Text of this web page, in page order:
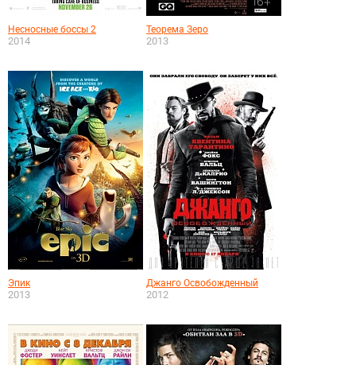
Несносные боссы 2
2014
Теорема Зеро
2013
Эпик
2013
Джанго Освобожденный
2012